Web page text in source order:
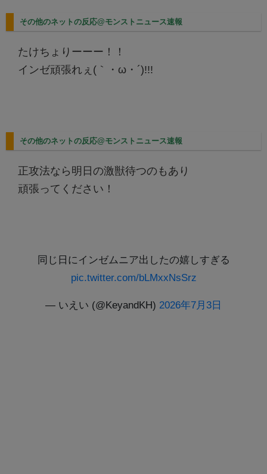
その他のネットの反応@モンストニュース速報
たけちょりーーー！！
インゼ頑張れぇ(｀・ω・´)!!!
その他のネットの反応@モンストニュース速報
正攻法なら明日の激獣待つのもあり
頑張ってください！
同じ日にインゼムニア出したの嬉しすぎる
pic.twitter.com/bLMxxNsSrz
— いえい (@KeyandKH) 2026年7月3日